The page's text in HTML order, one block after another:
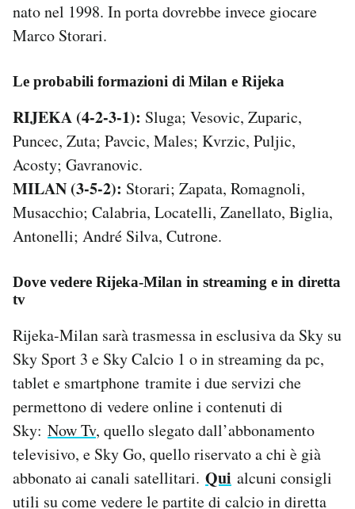
nato nel 1998. In porta dovrebbe invece giocare
Marco Storari.
Le probabili formazioni di Milan e Rijeka
RIJEKA (4-2-3-1): Sluga; Vesovic, Zuparic,
Puncec, Zuta; Pavcic, Males; Kvrzic, Puljic,
Acosty; Gavranovic.
MILAN (3-5-2): Storari; Zapata, Romagnoli,
Musacchio; Calabria, Locatelli, Zanellato, Biglia,
Antonelli; André Silva, Cutrone.
Dove vedere Rijeka-Milan in streaming e in diretta
tv
Rijeka-Milan sarà trasmessa in esclusiva da Sky su
Sky Sport 3 e Sky Calcio 1 o in streaming da pc,
tablet e smartphone tramite i due servizi che
permettono di vedere online i contenuti di
Sky: Now Tv, quello slegato dall’abbonamento
televisivo, e Sky Go, quello riservato a chi è già
abbonato ai canali satellitari. Qui alcuni consigli
utili su come vedere le partite di calcio in diretta